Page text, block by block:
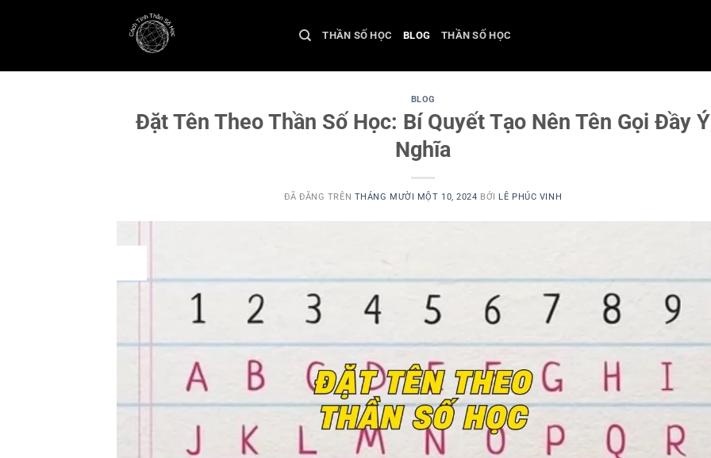
dung
THẦN SỐ HỌC BLOG THẦN SỐ HỌC
BLOG
Đặt Tên Theo Thần Số Học: Bí Quyết Tạo Nên Tên Gọi Đầy Ý
Nghĩa
ĐÃ ĐĂNG TRÊN THÁNG MƯỜI MỘT 10, 2024 BỞI LÊ PHÚC VINH